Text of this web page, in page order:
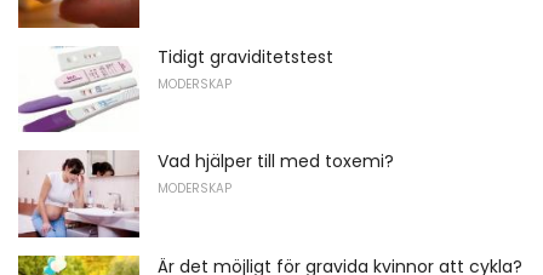
Tidigt graviditetstest
MODERSKAP
Vad hjälper till med toxemi?
MODERSKAP
Är det möjligt för gravida kvinnor att cykla?